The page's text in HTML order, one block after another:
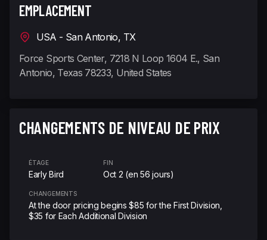
EMPLACEMENT
USA - San Antonio, TX
Force Sports Center, 7218 N Loop 1604 E., San
Antonio, Texas 78233, United States
CHANGEMENTS DE NIVEAU DE PRIX
ÉTAGE
Early Bird
FIN
Oct 2 (en 56 jours)
CHANGEMENTS
At the door pricing begins $85 for the First Division,
$35 for Each Additional Division